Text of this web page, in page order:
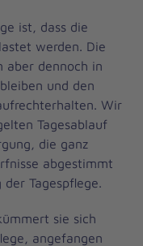
ist, dass die
werden. Die
aber dennoch in
und den
Wir
Tagesablauf
die ganz
abgestimmt
Tagespflege.
sie sich
angefangen